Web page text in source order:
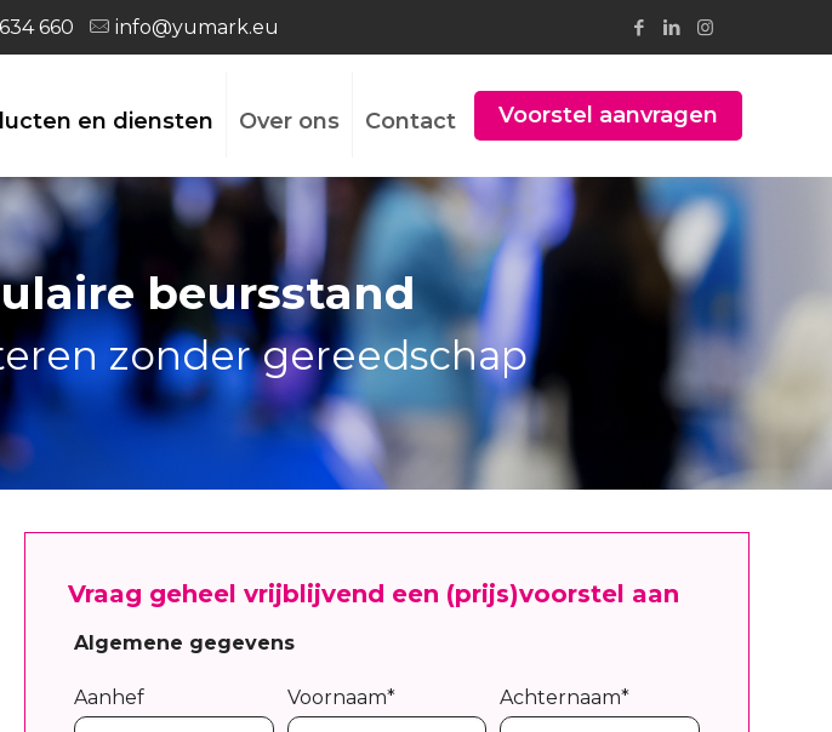
660 info@yumark.eu
en diensten Over ons Contact Voorstel aanvragen
beursstand
zonder gereedschap
Vraag geheel vrijblijvend een (prijs)voorstel aan
Algemene gegevens
Aanhef Voornaam* Achternaam*